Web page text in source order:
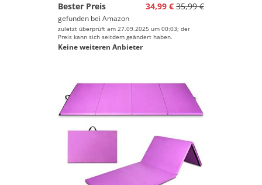
Bester Preis
34,99 € 35,99 €
gefunden bei Amazon
zuletzt überprüft am 27.09.2025 um 00:03; der
Preis kann sich seitdem geändert haben.
Keine weiteren Anbieter